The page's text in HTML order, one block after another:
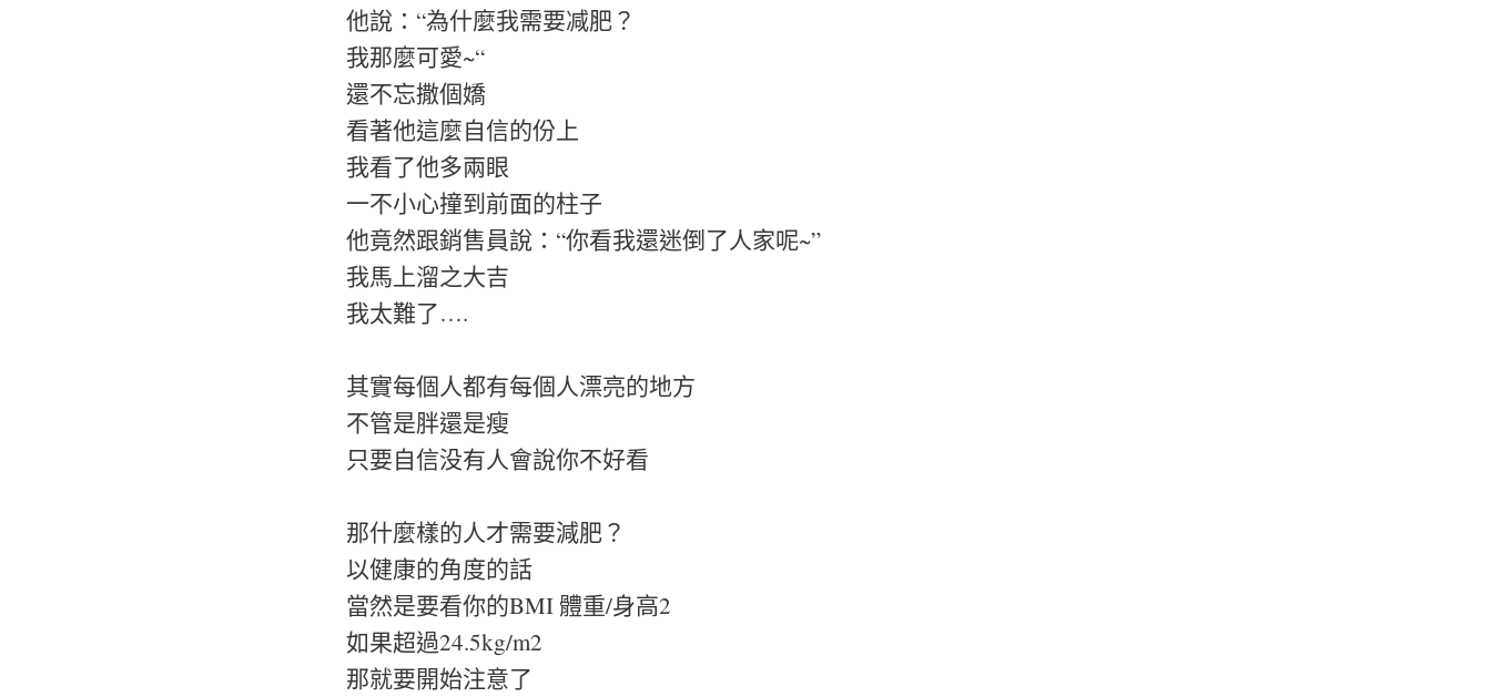
他說：“為什麼我需要减肥？
我那麼可愛~“
還不忘撒個嬌
看著他這麼自信的份上
我看了他多兩眼
一不小心撞到前面的柱子
他竟然跟銷售員說：“你看我還迷倒了人家呢~”
我馬上溜之大吉
我太難了….
其實每個人都有每個人漂亮的地方
不管是胖還是瘦
只要自信没有人會說你不好看
那什麼樣的人才需要減肥？
以健康的角度的話
當然是要看你的BMI 體重/身高2
如果超過24.5kg/m2
那就要開始注意了